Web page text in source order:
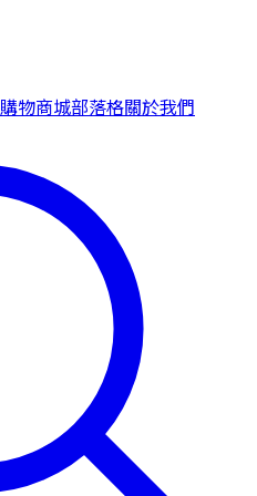
購物商城部落格關於我們